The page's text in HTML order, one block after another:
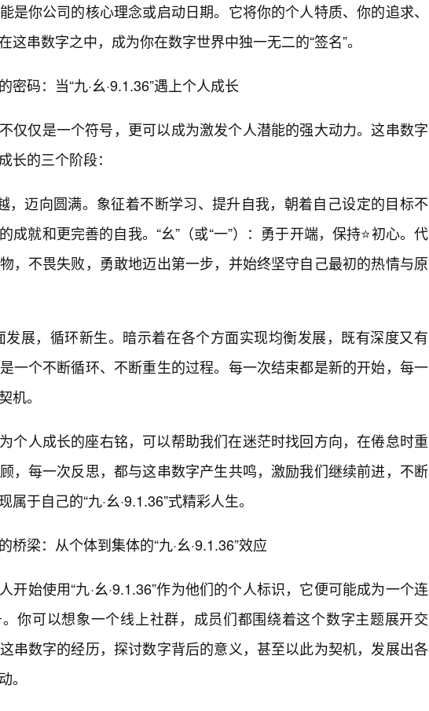
是你公司的核心理念或启动日期。它将你的个人特质、你的追求、
这串数字之中，成为你在数字世界中独一无二的“签名”。
密码：当“九·幺·9.1.36”遇上个人成长
不仅仅是一个符号，更可以成为激发个人潜能的强大动力。这串数字
长的三个阶段：
，迈向圆满。象征着不断学习、提升自我，朝着自己设定的目标不
成就和更完善的自我。“幺”（或“一”）：勇于开端，保持⭐初心。代
，不畏失败，勇敢地迈出第一步，并始终坚守自己最初的热情与原
发展，循环新生。暗示着在各个方面实现均衡发展，既有深度又有
一个不断循环、不断重生的过程。每一次结束都是新的开始，每一
机。
个人成长的座右铭，可以帮助我们在迷茫时找回方向，在倦怠时重
，每一次反思，都与这串数字产生共鸣，激励我们继续前进，不断
于自己的“九·幺·9.1.36”式精彩人生。
桥梁：从个体到集体的“九·幺·9.1.36”效应
开始使用“九·幺·9.1.36”作为他们的个人标识，它便可能成为一个连
你可以想象一个线上社群，成员们都围绕着这个数字主题展开交
串数字的经历，探讨数字背后的意义，甚至以此为契机，发展出各
。